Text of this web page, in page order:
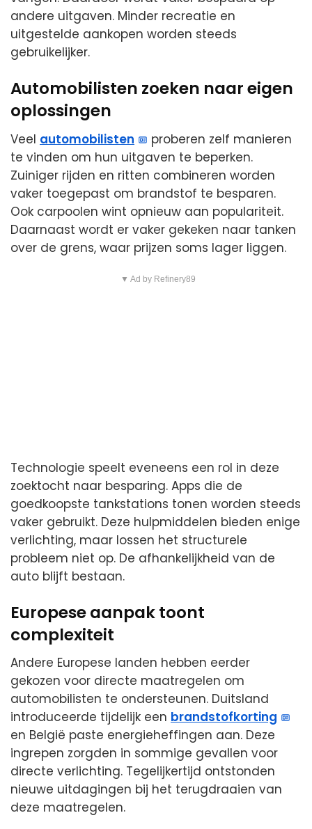
andere uitgaven. Minder recreatie en
uitgestelde aankopen worden steeds
gebruikelijker.
Automobilisten zoeken naar eigen
oplossingen
Veel automobilisten
proberen zelf manieren
te vinden om hun uitgaven te beperken.
Zuiniger rijden en ritten combineren worden
vaker toegepast om brandstof te besparen.
Ook carpoolen wint opnieuw aan populariteit.
Daarnaast wordt er vaker gekeken naar tanken
over de grens, waar prijzen soms lager liggen.
▼ Ad by Refinery89
Technologie speelt eveneens een rol in deze
zoektocht naar besparing. Apps die de
goedkoopste tankstations tonen worden steeds
vaker gebruikt. Deze hulpmiddelen bieden enige
verlichting, maar lossen het structurele
probleem niet op. De afhankelijkheid van de
auto blijft bestaan.
Europese aanpak toont
complexiteit
Andere Europese landen hebben eerder
gekozen voor directe maatregelen om
automobilisten te ondersteunen. Duitsland
introduceerde tijdelijk een brandstofkorting
en België paste energieheffingen aan. Deze
ingrepen zorgden in sommige gevallen voor
directe verlichting. Tegelijkertijd ontstonden
nieuwe uitdagingen bij het terugdraaien van
deze maatregelen.